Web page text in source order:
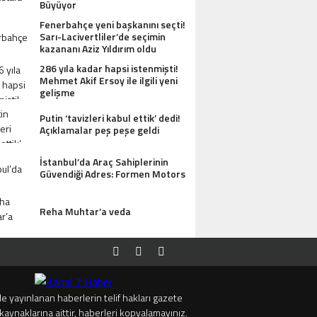
Büyüyor
Fenerbahçe yeni başkanını seçti!
Sarı-Lacivertliler’de seçimin
kazananı Aziz Yıldırım oldu
286 yıla kadar hapsi istenmişti!
Mehmet Akif Ersoy ile ilgili yeni
gelişme
Putin ‘tavizleri kabul ettik’ dedi!
Açıklamalar peş peşe geldi
İstanbul’da Araç Sahiplerinin
Güvendiği Adres: Formen Motors
Reha Muhtar’a veda
yayınlanan haberlerin telif hakları gazete
aittir, haberleri kopyalamayınız.